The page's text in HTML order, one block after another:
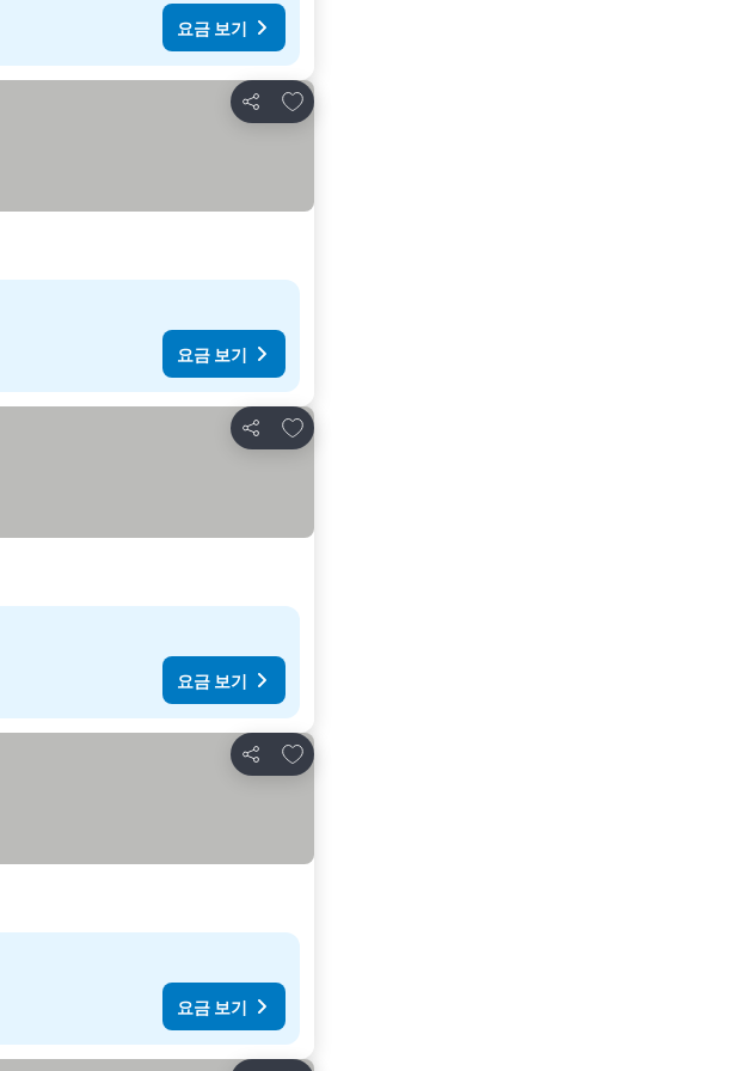
요금 보기
공유
즐겨찾기에 추가
요금 보기
공유
즐겨찾기에 추가
요금 보기
공유
즐겨찾기에 추가
요금 보기